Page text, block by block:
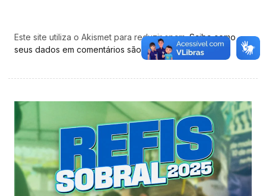
Este site utiliza o Akismet para reduzir spam.Saiba como
seus dados em comentários são processados.